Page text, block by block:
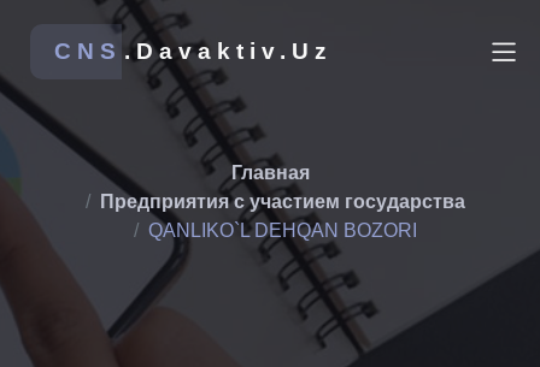
CNS .Davaktiv.Uz
Главная
Предприятия с участием государства
QANLIKO`L DEHQAN BOZORI